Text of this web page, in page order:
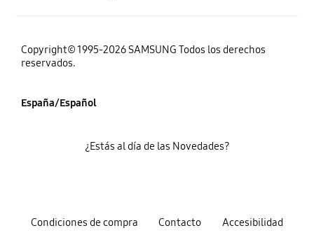
Copyright© 1995-2026 SAMSUNG Todos los derechos
reservados.
España/Español
Condiciones de compra Contacto Accesibilidad
¿Estás al día de las Novedades?